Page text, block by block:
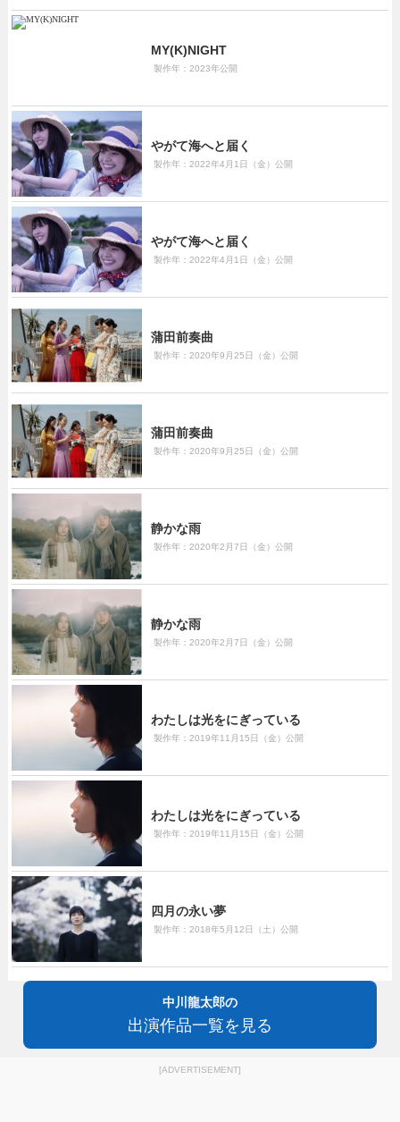
MY(K)NIGHT
製作年：2023年公開
やがて海へと届く
製作年：2022年4月1日（金）公開
やがて海へと届く
製作年：2022年4月1日（金）公開
蒲田前奏曲
製作年：2020年9月25日（金）公開
蒲田前奏曲
製作年：2020年9月25日（金）公開
静かな雨
製作年：2020年2月7日（金）公開
静かな雨
製作年：2020年2月7日（金）公開
わたしは光をにぎっている
製作年：2019年11月15日（金）公開
わたしは光をにぎっている
製作年：2019年11月15日（金）公開
四月の永い夢
製作年：2018年5月12日（土）公開
中川龍太郎の
出演作品一覧を見る
[ADVERTISEMENT]